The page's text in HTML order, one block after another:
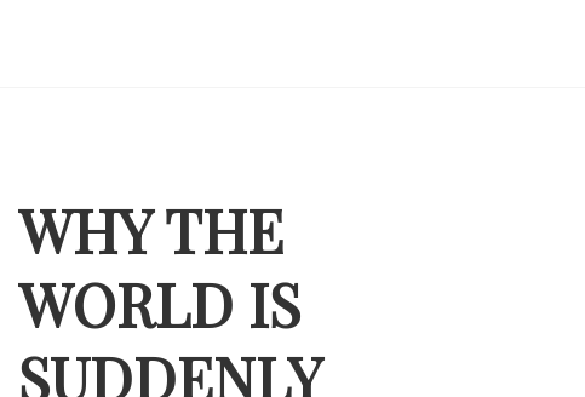
WHY THE
WORLD IS
SUDDENLY